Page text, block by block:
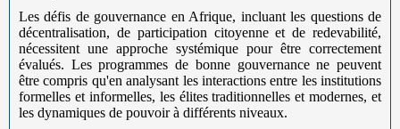
Les défis de gouvernance en Afrique, incluant les questions de
décentralisation, de participation citoyenne et de redevabilité,
nécessitent une approche systémique pour être correctement
évalués. Les programmes de bonne gouvernance ne peuvent
être compris qu'en analysant les interactions entre les institutions
formelles et informelles, les élites traditionnelles et modernes, et
les dynamiques de pouvoir à différents niveaux.